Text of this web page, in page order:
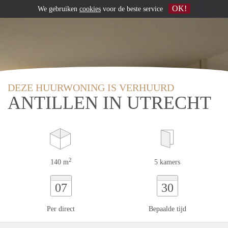
DEZE HUURWONING IS VERHUURD
ANTILLEN IN UTRECHT
140 m2 5 kamers
07
Per direct
30
Bepaalde tijd
We gebruiken cookies voor de beste service OK!